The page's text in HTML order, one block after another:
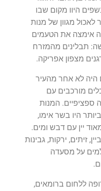
היוו מקום שבו
לאכול מגוון של מנות
אימצה את הטעמים
תבלינים מהמזרח
מצפון אפריקה.
היה לא אחר מהעיר
מורכבים עם
ספציפיים. המנות
היו בשר אימו,
יין עם דבש ומים.
זיתים, ירקות, גבינות
על מסעדה
ללחום ברומאים,